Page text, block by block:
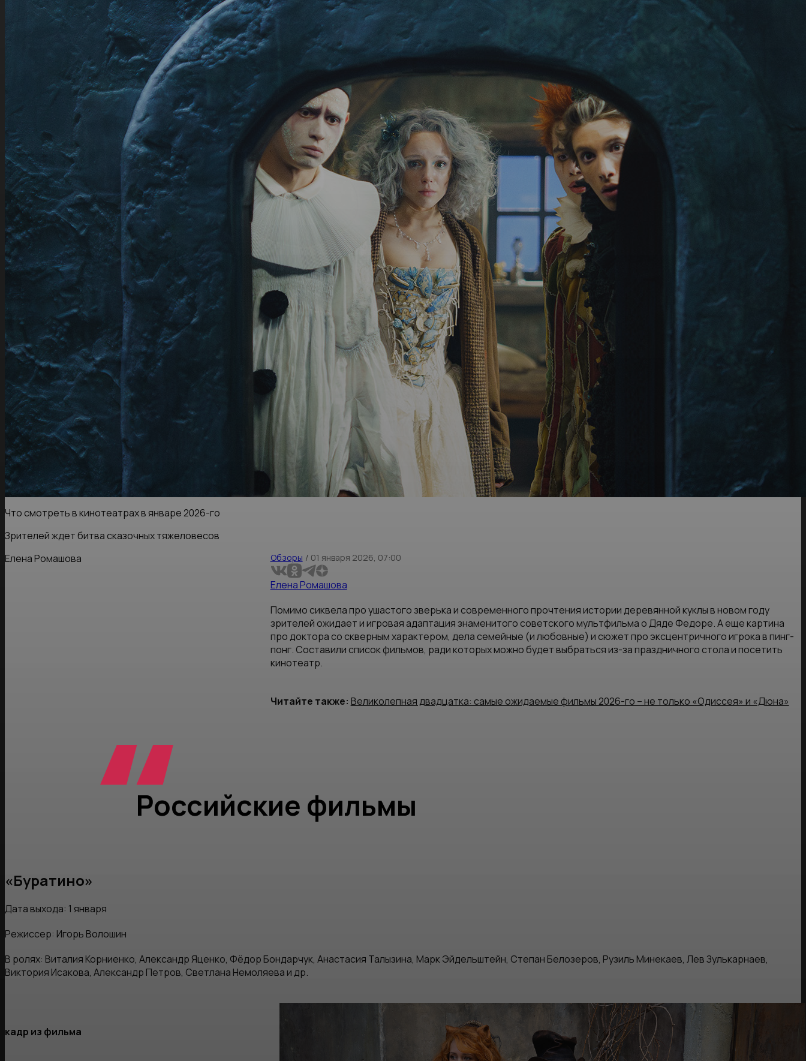
Что смотреть в кинотеатрах в январе 2026-го
Зрителей ждет битва сказочных тяжеловесов
Елена Ромашова
Обзоры / 01 января 2026, 07:00
Елена Ромашова
Помимо сиквела про ушастого зверька и современного прочтения истории деревянной куклы в новом году
зрителей ожидает и игровая адаптация знаменитого советского мультфильма о Дяде Федоре. А еще картина
про доктора со скверным характером, дела семейные (и любовные) и сюжет про эксцентричного игрока в пинг-
понг. Составили список фильмов, ради которых можно будет выбраться из-за праздничного стола и посетить
кинотеатр.
Читайте также: Великолепная двадцатка: самые ожидаемые фильмы 2026-го – не только «Одиссея» и «Дюна»
Российские фильмы
«Буратино»
Дата выхода: 1 января
Режиссер: Игорь Волошин
В ролях: Виталия Корниенко, Александр Яценко, Фёдор Бондарчук, Анастасия Талызина, Марк Эйдельштейн, Степан Белозеров, Рузиль Минекаев, Лев Зулькарнаев,
Виктория Исакова, Александр Петров, Светлана Немоляева и др.
кадр из фильма